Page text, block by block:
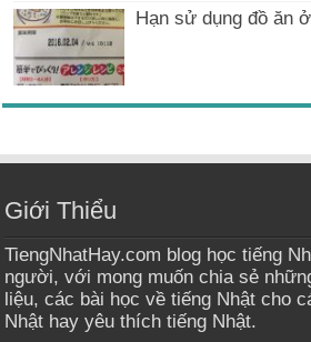
Hạn sử dụng đồ ăn
Giới Thiểu
TiengNhatHay.com blog học tiếng
người, với mong muốn chia sẻ
liệu, các bài học về tiếng Nhật cho
Nhật hay yêu thích tiếng Nhật.